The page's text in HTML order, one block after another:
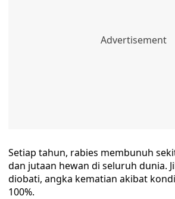
Setiap tahun, rabies membunuh
dan jutaan hewan di seluruh dunia.
diobati, angka kematian akibat
100%.